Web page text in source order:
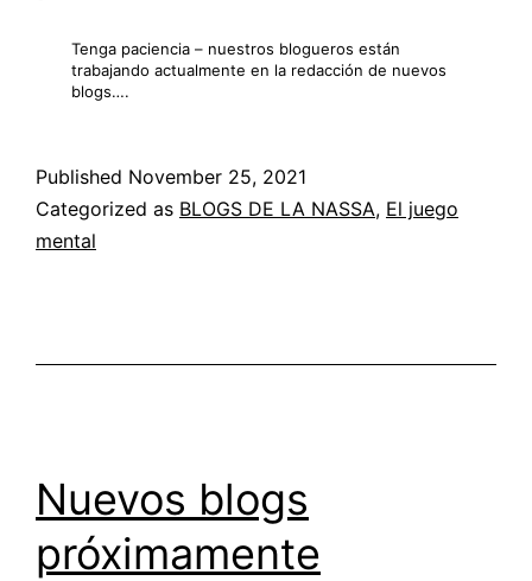
Tenga paciencia – nuestros blogueros están
trabajando actualmente en la redacción de nuevos
blogs….
Published November 25, 2021
Categorized as BLOGS DE LA NASSA, El juego
mental
Nuevos blogs
próximamente